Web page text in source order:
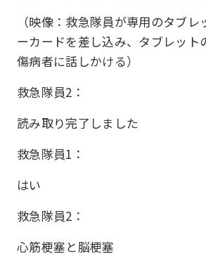
（映像：救急隊員が専用のタブ
ーカードを差し込み、タブレット
傷病者に話しかける）
救急隊員2：
読み取り完了しました
救急隊員1：
はい
救急隊員2：
心筋梗塞と脳梗塞